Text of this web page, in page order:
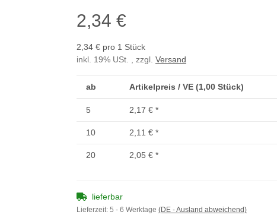
2,34 €
2,34 € pro 1 Stück
inkl. 19% USt. , zzgl. Versand
ab Artikelpreis / VE (1,00 Stück)
5 2,17 € *
10 2,11 € *
20 2,05 € *
lieferbar
Lieferzeit: 5 - 6 Werktage (DE - Ausland abweichend)